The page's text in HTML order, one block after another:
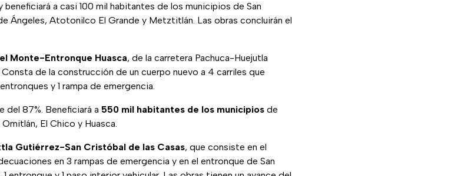
beneficiará a casi 100 mil habitantes de los municipios de San
Ángeles, Atotonilco El Grande y Metztitlán. Las obras concluirán el
Monte-Entronque Huasca, de la carretera Pachuca-Huejutla
de la construcción de un cuerpo nuevo a 4 carriles que
y 1 rampa de emergencia.
del 87%. Beneficiará a 550 mil habitantes de los municipios de
El Chico y Huasca.
Gutiérrez-San Cristóbal de las Casas, que consiste en el
en 3 rampas de emergencia y en el entronque de San